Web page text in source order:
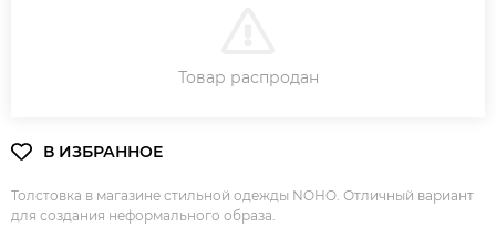
Товар распродан
Толстовка в магазине стильной одежды NOHO. Отличный вариант
для создания неформального образа.